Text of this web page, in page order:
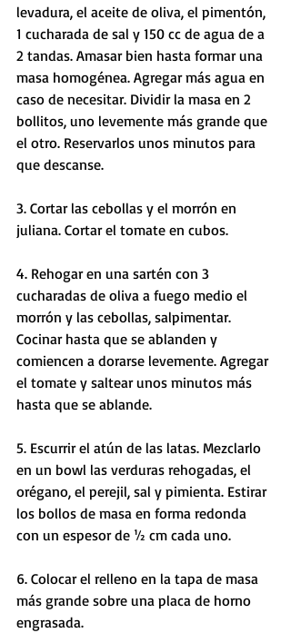
levadura, el aceite de oliva, el pimentón,
1 cucharada de sal y 150 cc de agua de a
2 tandas. Amasar bien hasta formar una
masa homogénea. Agregar más agua en
caso de necesitar. Dividir la masa en 2
bollitos, uno levemente más grande que
el otro. Reservarlos unos minutos para
que descanse.
3. Cortar las cebollas y el morrón en
juliana. Cortar el tomate en cubos.
4. Rehogar en una sartén con 3
cucharadas de oliva a fuego medio el
morrón y las cebollas, salpimentar.
Cocinar hasta que se ablanden y
comiencen a dorarse levemente. Agregar
el tomate y saltear unos minutos más
hasta que se ablande.
5. Escurrir el atún de las latas. Mezclarlo
en un bowl las verduras rehogadas, el
orégano, el perejil, sal y pimienta. Estirar
los bollos de masa en forma redonda
con un espesor de ½ cm cada uno.
6. Colocar el relleno en la tapa de masa
más grande sobre una placa de horno
engrasada.